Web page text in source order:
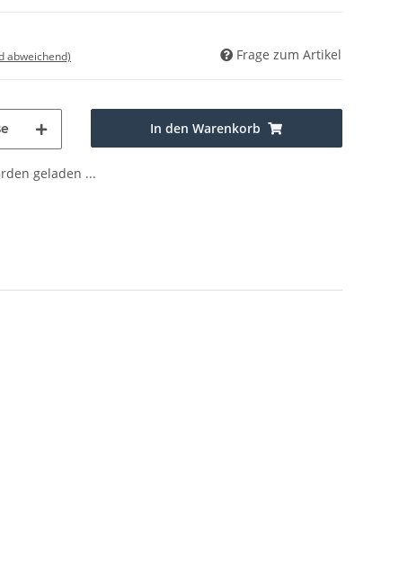
abweichend) Frage zum Artikel
In den Warenkorb
geladen ...